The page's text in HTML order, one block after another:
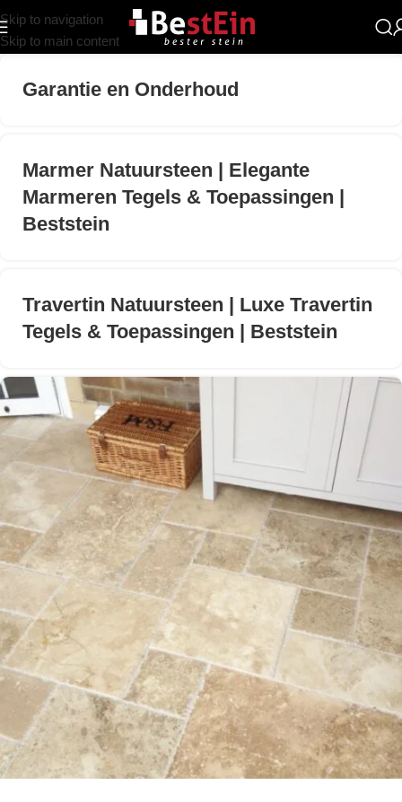
Skip to navigation
Skip to main content
Garantie en Onderhoud
Marmer Natuursteen | Elegante
Marmeren Tegels & Toepassingen |
Beststein
Travertin Natuursteen | Luxe Travertin
Tegels & Toepassingen | Beststein